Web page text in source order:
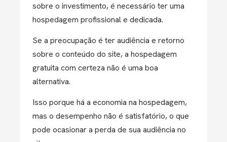
sobre o investimento, é necessário ter uma
hospedagem profissional e dedicada.
Se a preocupação é ter audiência e retorno
sobre o conteúdo do site, a hospedagem
gratuita com certeza não é uma boa
alternativa.
Isso porque há a economia na hospedagem,
mas o desempenho não é satisfatório, o que
pode ocasionar a perda de sua audiência no